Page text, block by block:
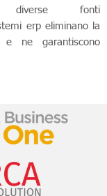
diverse fonti
erp eliminano la
e ne garantiscono